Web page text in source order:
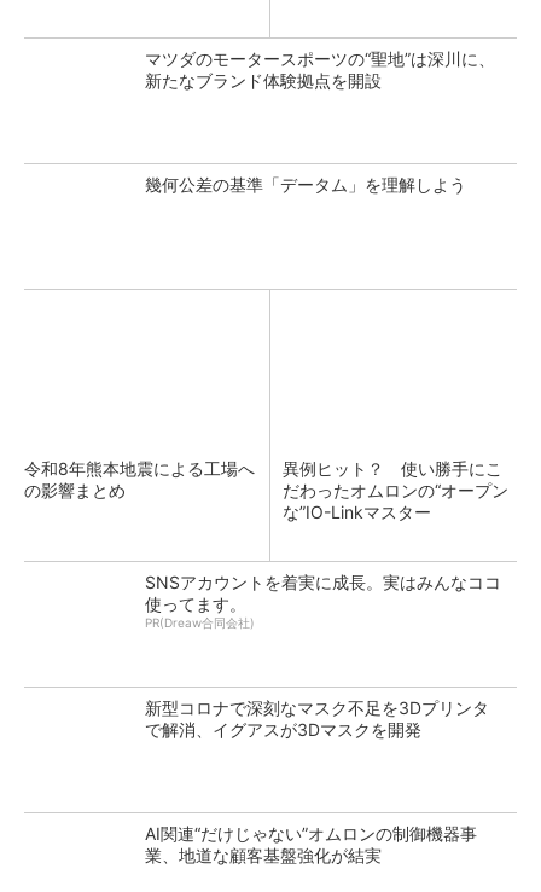
マツダのモータースポーツの“聖地”は深川に、
新たなブランド体験拠点を開設
幾何公差の基準「データム」を理解しよう
令和8年熊本地震による工場へ
の影響まとめ
異例ヒット？ 使い勝手にこ
だわったオムロンの“オープン
な”IO-Linkマスター
SNSアカウントを着実に成長。実はみんなココ
使ってます。
PR(Dreaw合同会社)
新型コロナで深刻なマスク不足を3Dプリンタ
で解消、イグアスが3Dマスクを開発
AI関連“だけじゃない”オムロンの制御機器事
業、地道な顧客基盤強化が結実